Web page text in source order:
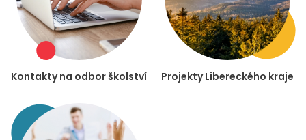
Kontakty na odbor školství Projekty Libereckého kraje